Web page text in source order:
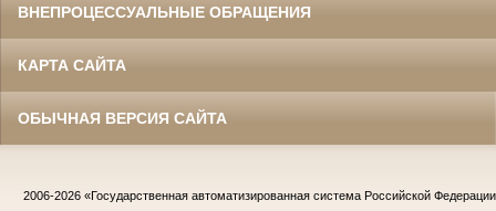
ВНЕПРОЦЕССУАЛЬНЫЕ ОБРАЩЕНИЯ
КАРТА САЙТА
ОБЫЧНАЯ ВЕРСИЯ САЙТА
2006-2026 «Государственная автоматизированная система Российской